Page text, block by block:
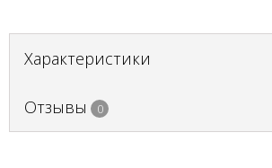
Характеристики
Отзывы 0